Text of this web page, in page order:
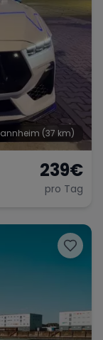
(37 km)
239€
pro Tag